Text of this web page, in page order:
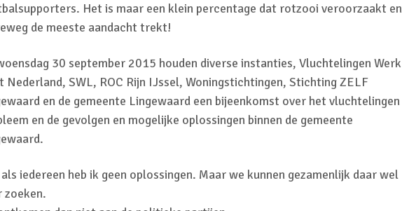
Het is maar een klein percentage dat rotzooi veroorzaakt en
de meeste aandacht trekt!
30 september 2015 houden diverse instanties, Vluchtelingen Werk
Nederland, SWL, ROC Rijn IJssel, Woningstichtingen, Stichting ZELF
en de gemeente Lingewaard een bijeenkomst over het vluchtelingen
en de gevolgen en mogelijke oplossingen binnen de gemeente
iedereen heb ik geen oplossingen. Maar we kunnen gezamenlijk daar wel
zoeken.